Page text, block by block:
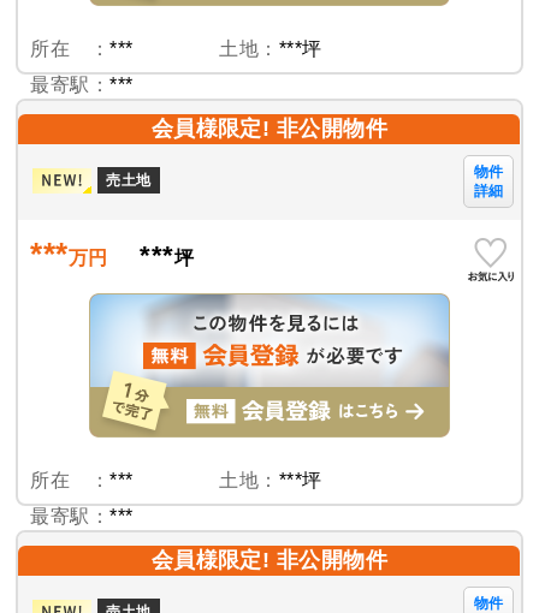
所在 ：***
最寄駅：***
土地： ***坪
会員様限定! 非公開物件
売土地
物件
詳細
***万円 ***坪
所在 ：***
最寄駅：***
土地： ***坪
会員様限定! 非公開物件
物件